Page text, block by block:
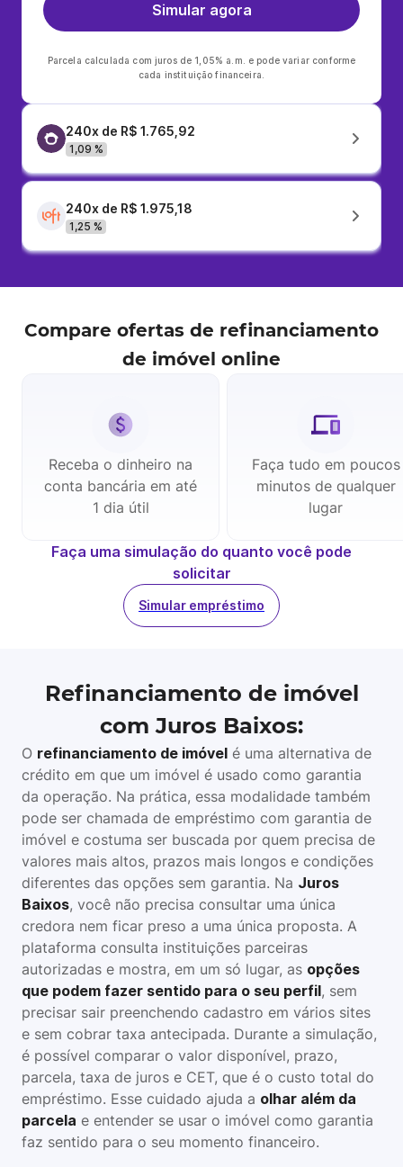
Simular agora
Parcela calculada com juros de 1,05% a.m. e pode variar conforme
cada instituição financeira.
240x de R$ 1.765,92
1,09 %
240x de R$ 1.975,18
1,25 %
Compare ofertas de refinanciamento
de imóvel online
Receba o dinheiro na
conta bancária em até
1 dia útil
Faça tudo em poucos
minutos de qualquer
lugar
Faça uma simulação do quanto você pode
solicitar
Simular empréstimo
Refinanciamento de imóvel
com Juros Baixos:
O refinanciamento de imóvel é uma alternativa de
crédito em que um imóvel é usado como garantia
da operação. Na prática, essa modalidade também
pode ser chamada de empréstimo com garantia de
imóvel e costuma ser buscada por quem precisa de
valores mais altos, prazos mais longos e condições
diferentes das opções sem garantia. Na Juros
Baixos, você não precisa consultar uma única
credora nem ficar preso a uma única proposta. A
plataforma consulta instituições parceiras
autorizadas e mostra, em um só lugar, as opções
que podem fazer sentido para o seu perfil, sem
precisar sair preenchendo cadastro em vários sites
e sem cobrar taxa antecipada. Durante a simulação,
é possível comparar o valor disponível, prazo,
parcela, taxa de juros e CET, que é o custo total do
empréstimo. Esse cuidado ajuda a olhar além da
parcela e entender se usar o imóvel como garantia
faz sentido para o seu momento financeiro.